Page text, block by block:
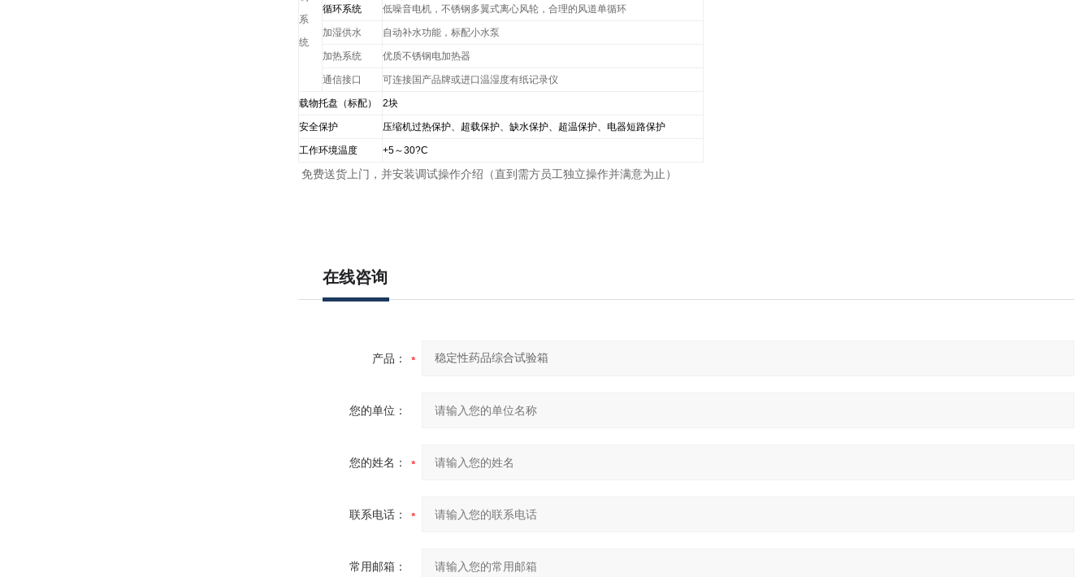
系
统
循环系统 低噪音电机，不锈钢多翼式离心风轮，合理的风道单循环
加湿供水 自动补水功能，标配小水泵
加热系统 优质不锈钢电加热器
通信接口 可连接国产品牌或进口温湿度有纸记录仪
载物托盘（标配） 2块
安全保护 压缩机过热保护、超载保护、缺水保护、超温保护、电器短路保护
工作环境温度 +5～30?C
免费送货上门，并安装调试操作介绍（直到需方员工独立操作并满意为止）
在线咨询
产品：
您的单位：
您的姓名：
联系电话：
常用邮箱：